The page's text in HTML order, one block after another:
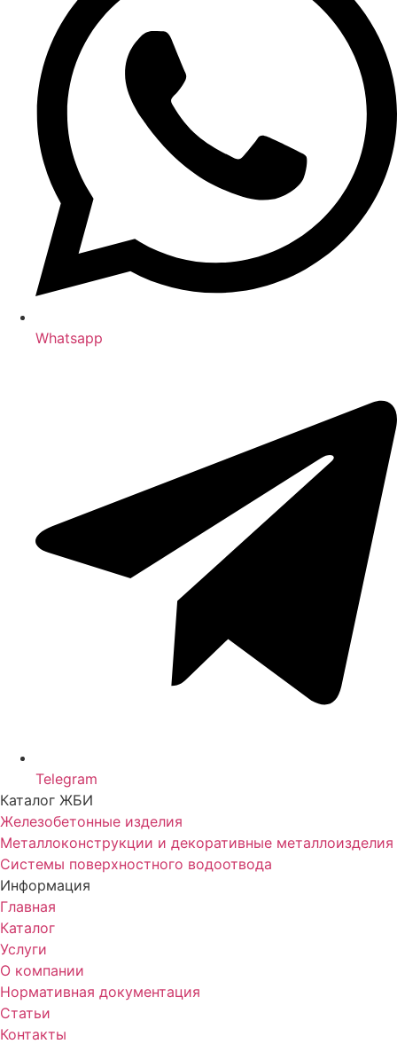
Whatsapp
Telegram
Каталог ЖБИ
Железобетонные изделия
Металлоконструкции и декоративные металлоизделия
Системы поверхностного водоотвода
Информация
Главная
Каталог
Услуги
О компании
Нормативная документация
Статьи
Контакты